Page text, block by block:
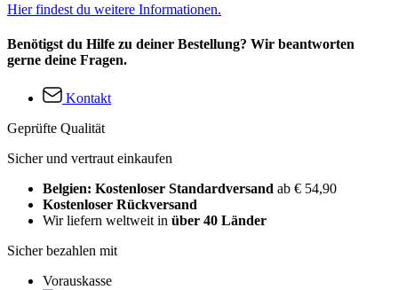
Hier findest du weitere Informationen.
Benötigst du Hilfe zu deiner Bestellung? Wir beantworten
gerne deine Fragen.
Kontakt
Geprüfte Qualität
Sicher und vertraut einkaufen
Belgien: Kostenloser Standardversand ab € 54,90
Kostenloser Rückversand
Wir liefern weltweit in über 40 Länder
Sicher bezahlen mit
Vorauskasse